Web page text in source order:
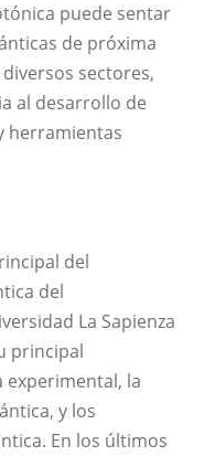
puede sentar
de próxima
sectores,
al desarrollo de
herramientas
del
del
La Sapienza
principal
experimental, la
y los
En los últimos